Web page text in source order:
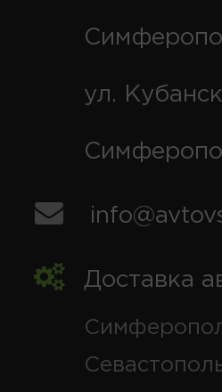
ул.
Доставка